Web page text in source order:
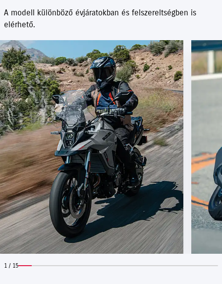
A modell különböző évjáratokban és felszereltségben is
elérhető.
1 / 15